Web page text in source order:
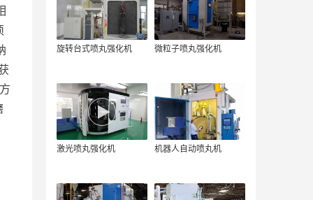
旋转台式喷丸强化机 微粒子喷丸强化机
激光喷丸强化机 机器人自动喷丸机